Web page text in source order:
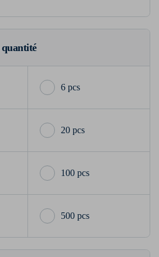
quantité
6 pcs
20 pcs
100 pcs
500 pcs